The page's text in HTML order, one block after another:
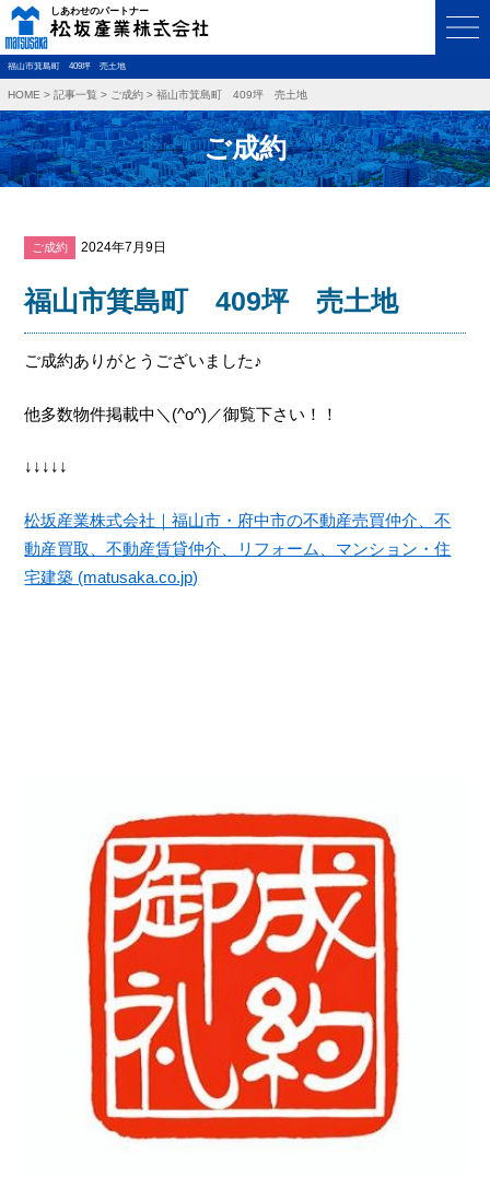
福山市箕島町 409坪 売土地
HOME > 記事一覧 > ご成約 > 福山市箕島町 409坪 売土地
ご成約
ご成約 2024年7月9日
福山市箕島町 409坪 売土地
ご成約ありがとうございました♪
他多数物件掲載中＼(^o^)／御覧下さい！！
↓↓↓↓↓
松坂産業株式会社｜福山市・府中市の不動産売買仲介、不
動産買取、不動産賃貸仲介、リフォーム、マンション・住
宅建築 (matusaka.co.jp)